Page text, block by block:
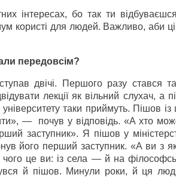
інтересах, бо так ти
користі для людей. Важливо, аби ці
передовсім?
двічі. Першого разу стався
лекції як вільний слухач, а
таки приймуть. Пішов із
— почув у відповідь. «А хто
заступник». Я пішов у
його перший заступник. «А ви з
це ви: із села — й на
й пішов. Минули роки, й ця